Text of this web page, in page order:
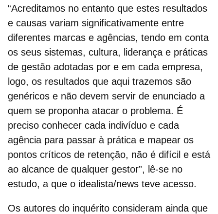
“Acreditamos no entanto que estes resultados
e causas variam significativamente entre
diferentes marcas e agências, tendo em conta
os seus sistemas, cultura, liderança e práticas
de gestão adotadas por e em cada empresa,
logo, os resultados que aqui trazemos são
genéricos e não devem servir de enunciado a
quem se proponha atacar o problema. É
preciso conhecer cada indivíduo e cada
agência para passar à prática e mapear os
pontos críticos de retenção, não é difícil e está
ao alcance de qualquer gestor”, lê-se no
estudo, a que o idealista/news teve acesso.
Os autores do inquérito consideram ainda que